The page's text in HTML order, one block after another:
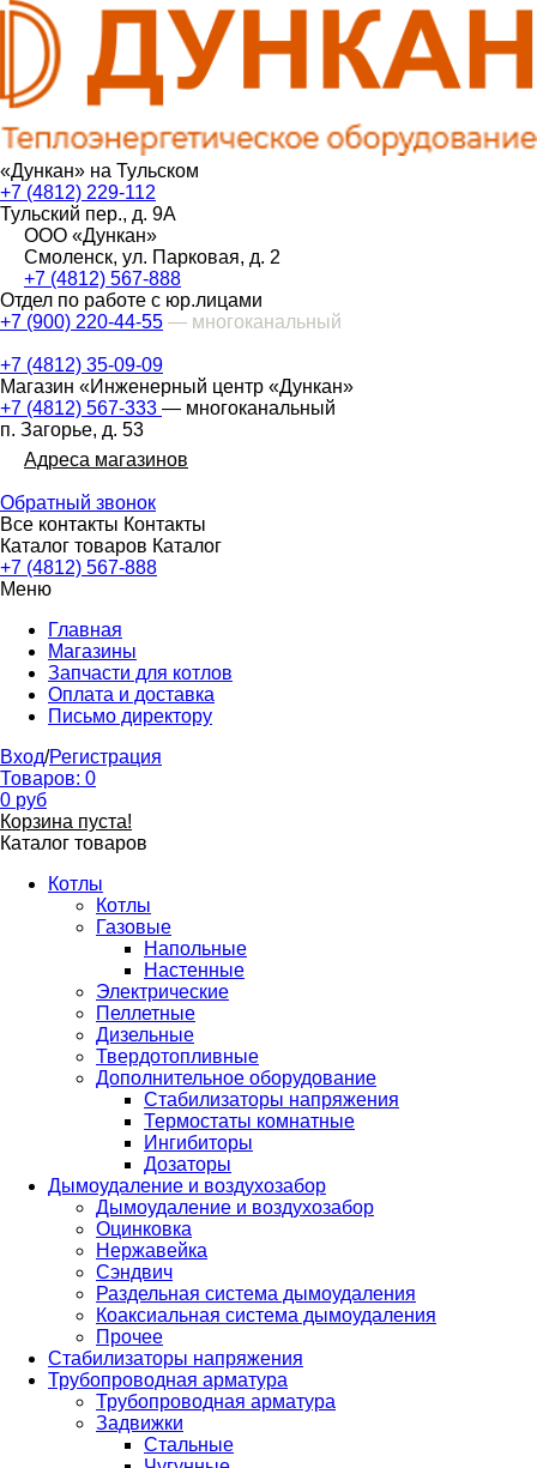
«Дункан» на Тульском
+7 (4812) 229-112
Тульский пер., д. 9А
ООО «Дункан»
Смоленск, ул. Парковая, д. 2
+7 (4812) 567-888
Отдел по работе с юр.лицами
+7 (900) 220-44-55 — многоканальный
+7 (4812) 35-09-09
Магазин «Инженерный центр «Дункан»
+7 (4812) 567-333 — многоканальный
п. Загорье, д. 53
Адреса магазинов
Обратный звонок
Все контакты Контакты
Каталог товаров Каталог
+7 (4812) 567-888
Меню
Главная
Магазины
Запчасти для котлов
Оплата и доставка
Письмо директору
Вход/Регистрация
Товаров: 0
0 руб
Корзина пуста!
Каталог товаров
Котлы
Котлы
Газовые
Напольные
Настенные
Электрические
Пеллетные
Дизельные
Твердотопливные
Дополнительное оборудование
Стабилизаторы напряжения
Термостаты комнатные
Ингибиторы
Дозаторы
Дымоудаление и воздухозабор
Дымоудаление и воздухозабор
Оцинковка
Нержавейка
Сэндвич
Раздельная система дымоудаления
Коаксиальная система дымоудаления
Прочее
Стабилизаторы напряжения
Трубопроводная арматура
Трубопроводная арматура
Задвижки
Стальные